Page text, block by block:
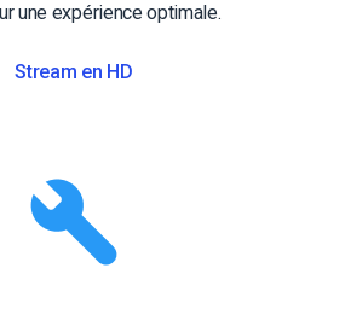
une expérience optimale.
Stream en HD